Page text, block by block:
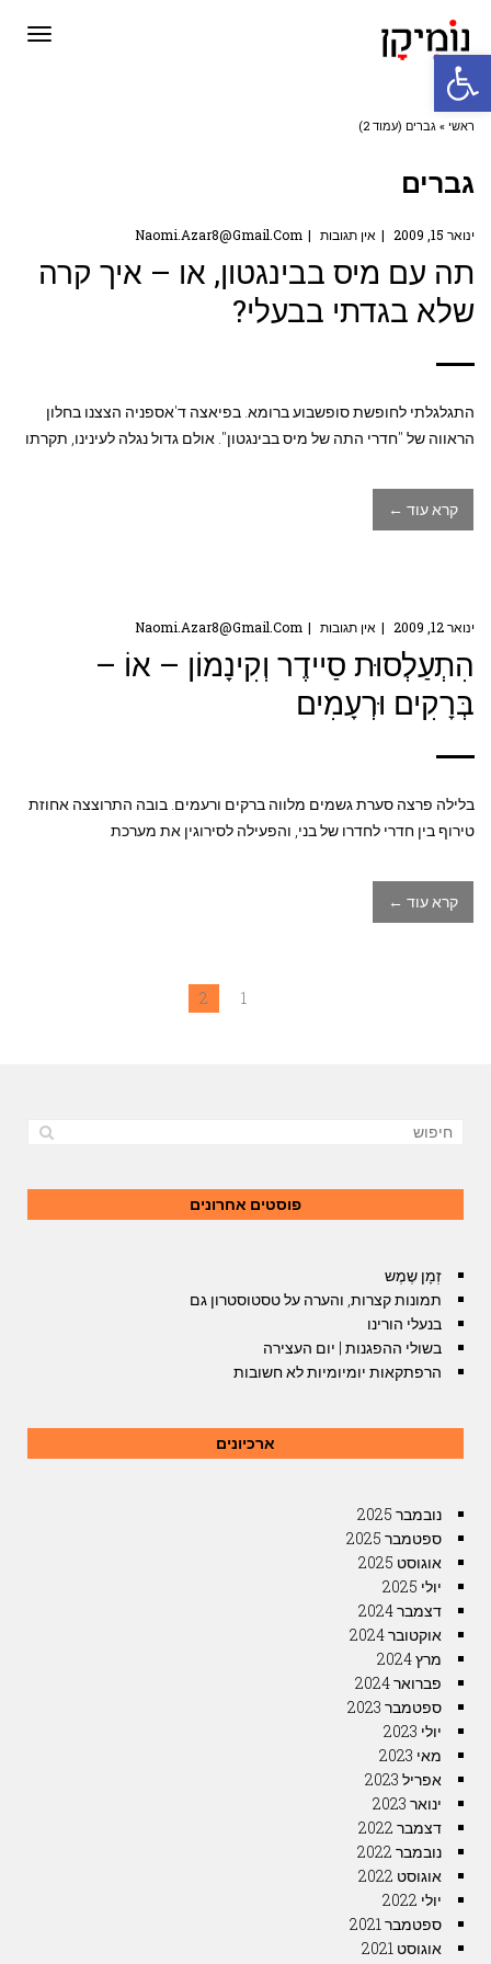
פתח סרגל נגישות
ראשי » גברים (עמוד 2)
גברים
ינואר 15, 2009 אין תגובות Naomi.azar8@gmail.com
תה עם מיס בבינגטון, או – איך קרה
שלא בגדתי בבעלי?
התגלגלתי לחופשת סופשבוע ברומא. בפיאצה ד'אספניה הצצנו בחלון
הראווה של "חדרי התה של מיס בבינגטון". אולם גדול נגלה לעינינו, תקרתו
קרא עוד ←
ינואר 12, 2009 אין תגובות Naomi.azar8@gmail.com
הִתְעַלְסוּת סַיידֶר וְקִינָמוֹן – אוֹ –
בְּרָקִים וּרְעָמִים
בלילה פרצה סערת גשמים מלווה ברקים ורעמים. בובה התרוצצה אחוזת
טירוף בין חדרי לחדרו של בני, והפעילה לסירוגין את מערכת
קרא עוד ←
1
2
פוסטים אחרונים
זְמָן שֶמֶש
תמונות קצרות, והערה על טסטוסטרון גם
בנעלי הורינו
בשולי ההפגנות | יום העצירה
הרפתקאות יומיומיות לא חשובות
ארכיונים
נובמבר 2025
ספטמבר 2025
אוגוסט 2025
יולי 2025
דצמבר 2024
אוקטובר 2024
מרץ 2024
פברואר 2024
ספטמבר 2023
יולי 2023
מאי 2023
אפריל 2023
ינואר 2023
דצמבר 2022
נובמבר 2022
אוגוסט 2022
יולי 2022
ספטמבר 2021
אוגוסט 2021